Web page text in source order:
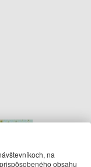
na
obsahu